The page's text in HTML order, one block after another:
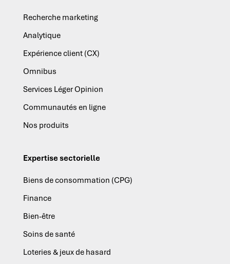
Recherche marketing
Analytique
Expérience client (CX)
Omnibus
Services Léger Opinion
Communautés en ligne
Nos produits
Expertise sectorielle
Biens de consommation (CPG)
Finance
Bien-être
Soins de santé
Loteries & jeux de hasard